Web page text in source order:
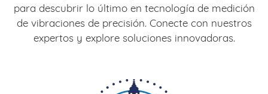
para descubrir lo último en tecnología de medición
de vibraciones de precisión. Conecte con nuestros
expertos y explore soluciones innovadoras.